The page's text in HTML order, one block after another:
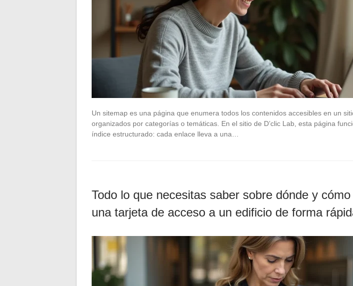
Un sitemap es una página que enumera todos los contenidos accesibles en un
organizados por categorías o temáticas. En el sitio de D’clic Lab, esta página
índice estructurado: cada enlace lleva a una…
Todo lo que necesitas saber sobre dónde y
una tarjeta de acceso a un edificio de forma